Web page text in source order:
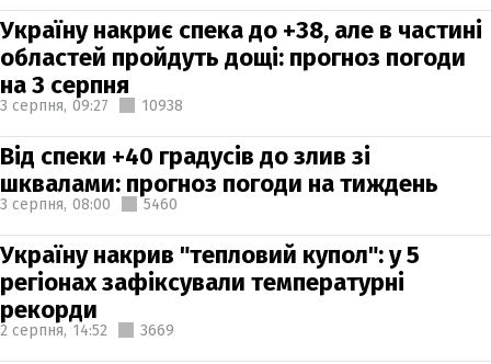
Україну накриє спека до +38, але в частині
областей пройдуть дощі: прогноз погоди
на 3 серпня
3 серпня, 09:27 10938
Від спеки +40 градусів до злив зі
шквалами: прогноз погоди на тиждень
3 серпня, 08:00 5460
Україну накрив "тепловий купол": у 5
регіонах зафіксували температурні
рекорди
2 серпня, 14:52 3669